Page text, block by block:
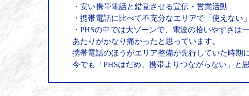
・安い携帯電話と錯覚させる宣伝・営業活動
・携帯電話に比べて不充分なエリアで「使えない
・PHSの中では大ゾーンで、電波の拾いやすさは
あたりがかなり痛かったと思っています。
携帯電話のほうがエリア整備が先行していた時期
今でも「PHSはだめ、携帯よりつながらない」と